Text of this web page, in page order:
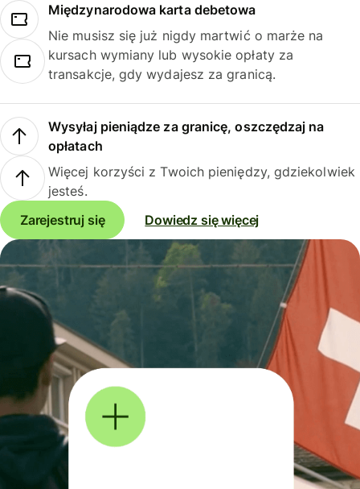
Międzynarodowa karta debetowa
Nie musisz się już nigdy martwić o marże na
kursach wymiany lub wysokie opłaty za
transakcje, gdy wydajesz za granicą.
Wysyłaj pieniądze za granicę, oszczędzaj na
opłatach
Więcej korzyści z Twoich pieniędzy, gdziekolwiek
jesteś.
Zarejestruj się
Dowiedz się więcej